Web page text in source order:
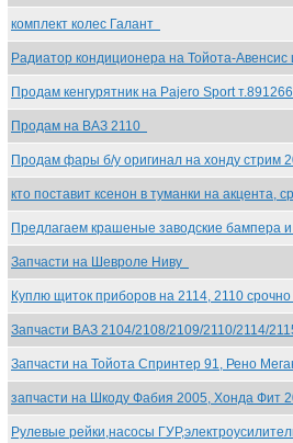
комплект колес Галант
Радиатор кондиционера на Тойота-Авенсис
Продам кенгурятник на Pajero Sport
Продам на ВАЗ 2110
Продам фары б/у оригинал на хонду стрим
кто поставит ксенон в туманки на акцента,
Предлагаем крашеные заводские бампера и
Запчасти на Шевроле Ниву
Куплю щиток приборов на 2114, 2110 срочно
Запчасти ВАЗ 2104/2108/2109/2110/2114/
Запчасти на Тойота Спринтер 91, Рено
запчасти на Шкоду Фабия 2005, Хонда
Рулевые рейки,насосы